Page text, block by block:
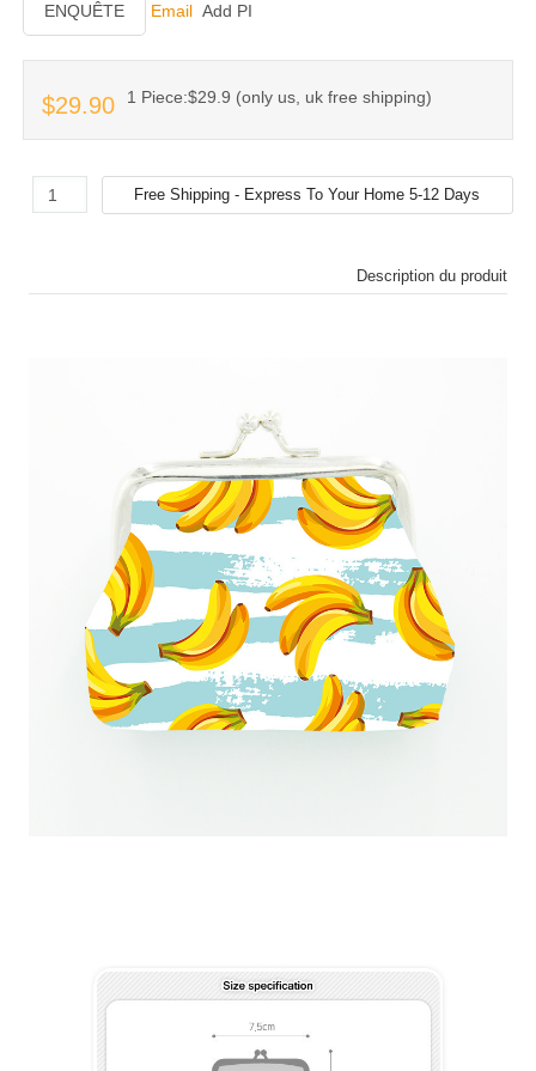
ENQUÊTE Email Add PI
$29.90 1 Piece:$29.9 (only us, uk free shipping)
Description du produit